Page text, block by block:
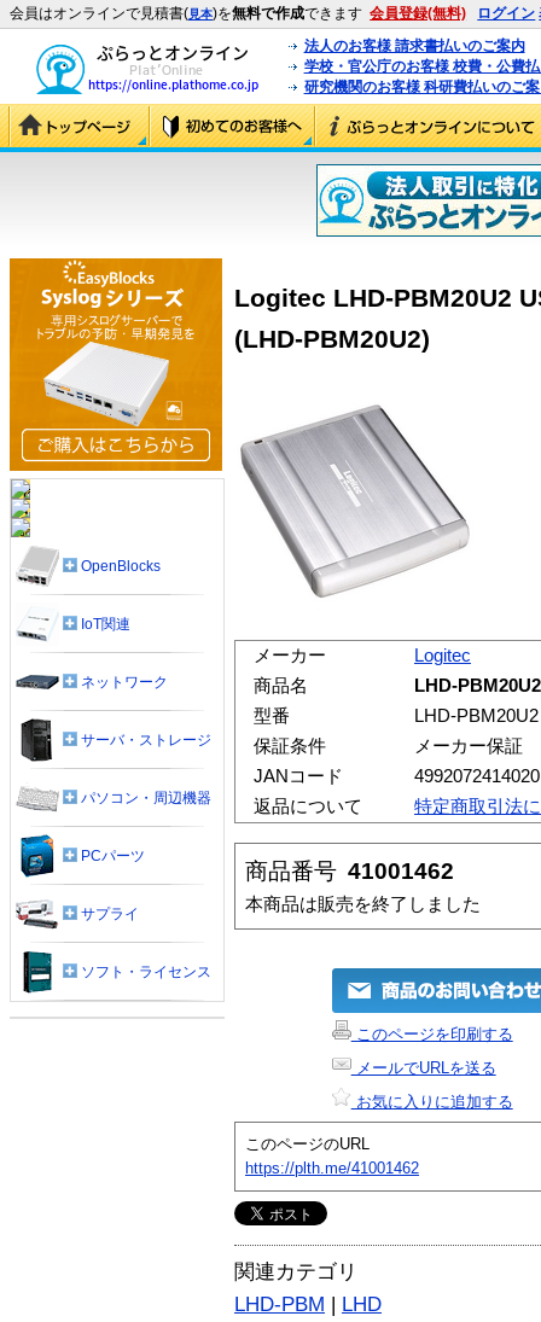
会員はオンラインで見積書(見本)を無料で作成できます 会員登録(無料) ログイン
法人のお客様 請求書払いのご案内
学校・官公庁のお客様 校費・公費
研究機関のお客様 科研費払いのご
Logitec LHD-PBM20U2
(LHD-PBM20U2)
メーカー
Logitec
商品名
LHD-
型番
LHD-PBM20U2
保証条件
メーカー保証
JANコード
4992072414020
返品について
特定商取引法
商品番号 41001462
本商品は販売を終了しました
このページを印刷する
メールでURLを送る
お気に入りに追加する
このページのURL
https://plth.me/41001462
関連カテゴリ
LHD-PBM | LHD
OpenBlocks
IoT関連
ネットワーク
サーバ・ストレージ
パソコン・周辺機器
PCパーツ
サプライ
ソフト・ライセンス